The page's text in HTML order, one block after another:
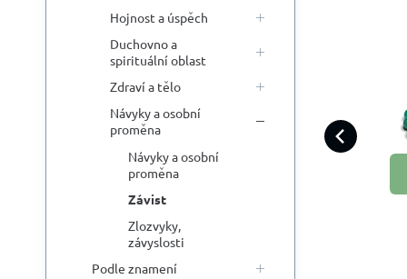
Hojnost a úspěch
Duchovno a
spirituální oblast
Zdraví a tělo
Návyky a osobní
proměna
Návyky a osobní
proměna
Závist
Zlozvyky,
závyslosti
Podle znamení